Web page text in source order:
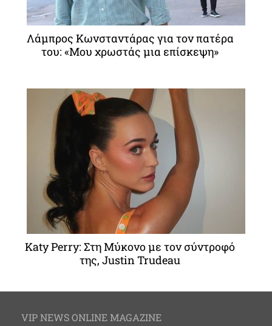
Λάμπρος Κωνσταντάρας για τον πατέρα
του: «Μου χρωστάς μια επίσκεψη»
Katy Perry: Στη Μύκονο με τον σύντροφό
της, Justin Trudeau
VIP NEWS ONLINE MAGAZINE